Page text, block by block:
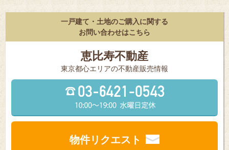
一戸建て・土地のご購入に関する
お問い合わせはこちら
恵比寿不動産
東京都⼼エリアの不動産販売情報
物件リクエスト